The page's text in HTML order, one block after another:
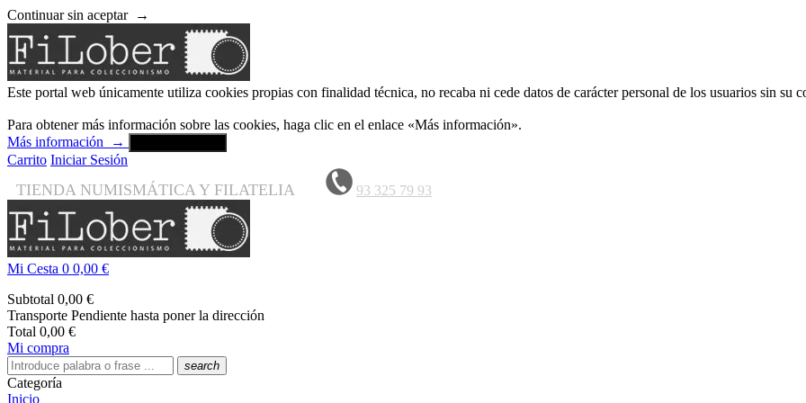
Continuar sin aceptar →
Este portal web únicamente utiliza cookies propias con finalidad técnica, no recaba ni cede datos de carácter personal de los usuarios sin su
Para obtener más información sobre las cookies, haga clic en el enlace «Más información».
Más información
→
Carrito Iniciar Sesión
TIENDA NUMISMÁTICA Y FILATELIA 93 325 79 93
Mi Cesta 0 0,00 €
Subtotal 0,00 €
Transporte Pendiente hasta poner la dirección
Total 0,00 €
Mi compra
search
Categoría
Inicio